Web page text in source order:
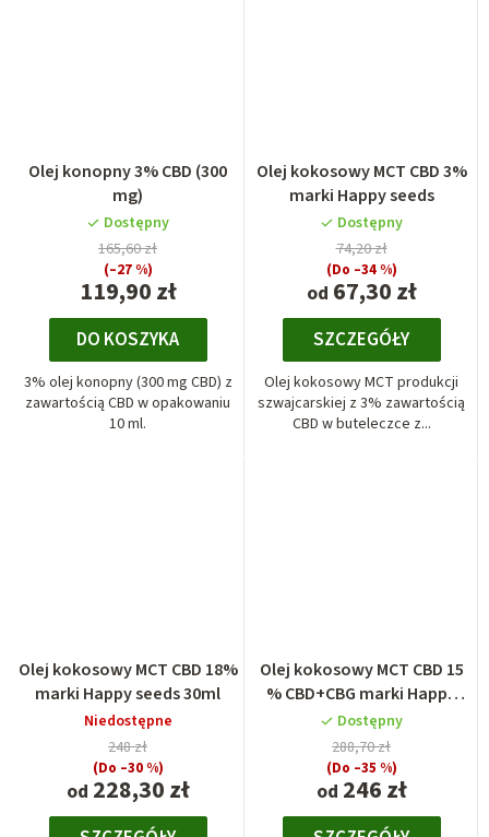
Olej konopny 3% CBD (300
mg)
Dostępny
119,90 zł
165,60 zł
(–27 %)
DO KOSZYKA
3% olej konopny (300 mg CBD) z
zawartością CBD w opakowaniu
10 ml.
Olej kokosowy MCT CBD 3%
marki Happy seeds
Dostępny
od 67,30 zł
74,20 zł
(Do –34 %)
SZCZEGÓŁY
Olej kokosowy MCT produkcji
szwajcarskiej z 3% zawartością
CBD w buteleczce z...
Olej kokosowy MCT CBD 18%
marki Happy seeds 30ml
Niedostępne
od 228,30 zł
248 zł
(Do –30 %)
Olej kokosowy MCT CBD 15
% CBD+CBG marki Happy
seeds 10ml
Dostępny
od 246 zł
288,70 zł
(Do –35 %)